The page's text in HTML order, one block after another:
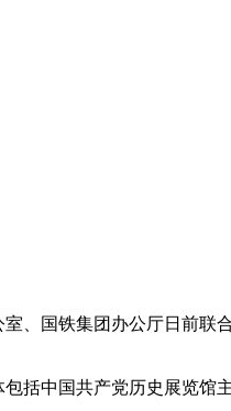
、国铁集团办公厅日前联
括中国共产党历史展览馆